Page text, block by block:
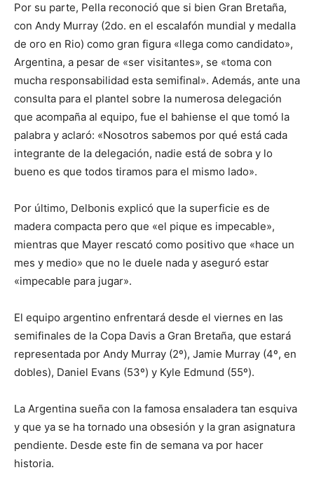
Por su parte, Pella reconoció que si bien Gran Bretaña,
con Andy Murray (2do. en el escalafón mundial y medalla
de oro en Rio) como gran figura «llega como candidato»,
Argentina, a pesar de «ser visitantes», se «toma con
mucha responsabilidad esta semifinal». Además, ante una
consulta para el plantel sobre la numerosa delegación
que acompaña al equipo, fue el bahiense el que tomó la
palabra y aclaró: «Nosotros sabemos por qué está cada
integrante de la delegación, nadie está de sobra y lo
bueno es que todos tiramos para el mismo lado».
Por último, Delbonis explicó que la superficie es de
madera compacta pero que «el pique es impecable»,
mientras que Mayer rescató como positivo que «hace un
mes y medio» que no le duele nada y aseguró estar
«impecable para jugar».
El equipo argentino enfrentará desde el viernes en las
semifinales de la Copa Davis a Gran Bretaña, que estará
representada por Andy Murray (2º), Jamie Murray (4º, en
dobles), Daniel Evans (53º) y Kyle Edmund (55º).
La Argentina sueña con la famosa ensaladera tan esquiva
y que ya se ha tornado una obsesión y la gran asignatura
pendiente. Desde este fin de semana va por hacer
historia.